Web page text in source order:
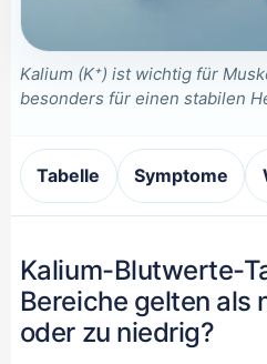
Kalium (K⁺) ist wichtig für
besonders für einen stabilen
Tabelle Symptome
Kalium-Blutwerte-
Bereiche gelten als
oder zu niedrig?